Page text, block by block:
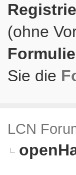
(ohne
Sie die
LCN